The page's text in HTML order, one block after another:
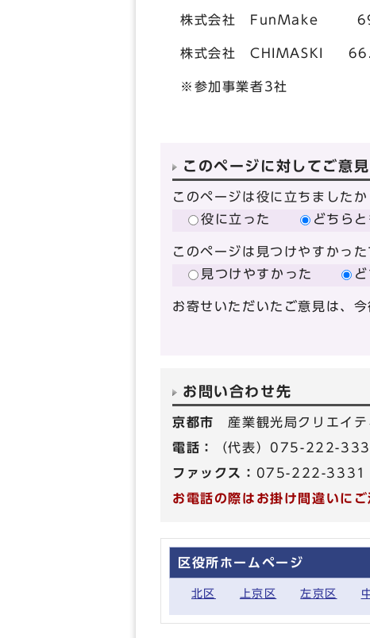
株式会社 FunMake
株式会社 CHIMASKI
※参加事業者3社
このページに対してご意
このページは役に立ちましたか
役に立った
どちら
このページは見つけやすかった
見つけやすかった
お寄せいただいたご意見は、
お問い合わせ先
京都市 産業観光局クリエイ
電話：
（代表）075-222-
ファックス： 075-222-3331
お電話の際はお掛け間違いに
区役所ホームページ
北区 上京区 左京区